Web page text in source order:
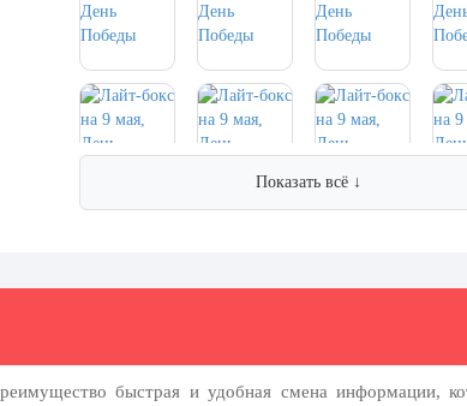
Показать всё ↓
быстрая и удобная смена информации,